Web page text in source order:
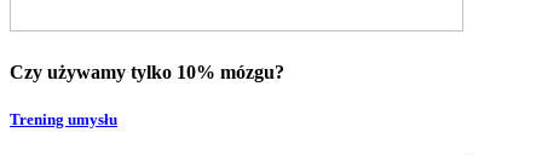
Czy używamy tylko 10% mózgu?
Trening umysłu